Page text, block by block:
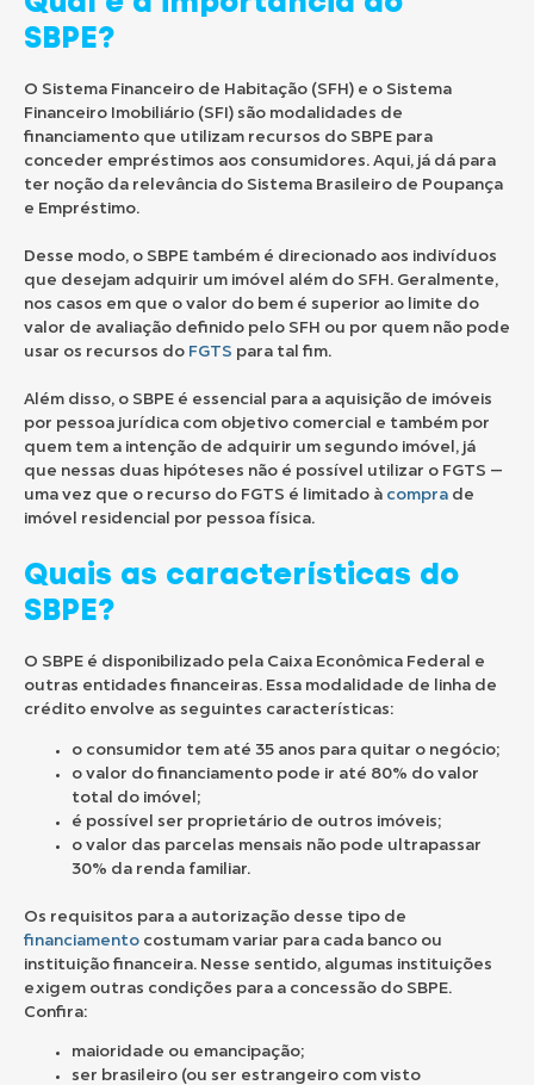
SBPE?
O Sistema Financeiro de Habitação (SFH) e o Sistema
Financeiro Imobiliário (SFI) são modalidades de
financiamento que utilizam recursos do SBPE para
conceder empréstimos aos consumidores. Aqui, já dá para
ter noção da relevância do Sistema Brasileiro de Poupança
e Empréstimo.
Desse modo, o SBPE também é direcionado aos indivíduos
que desejam adquirir um imóvel além do SFH. Geralmente,
nos casos em que o valor do bem é superior ao limite do
valor de avaliação definido pelo SFH ou por quem não pode
usar os recursos do FGTS para tal fim.
Além disso, o SBPE é essencial para a aquisição de imóveis
por pessoa jurídica com objetivo comercial e também por
quem tem a intenção de adquirir um segundo imóvel, já
que nessas duas hipóteses não é possível utilizar o FGTS —
uma vez que o recurso do FGTS é limitado à compra de
imóvel residencial por pessoa física.
Quais as características do
SBPE?
O SBPE é disponibilizado pela Caixa Econômica Federal e
outras entidades financeiras. Essa modalidade de linha de
crédito envolve as seguintes características:
o consumidor tem até 35 anos para quitar o negócio;
o valor do financiamento pode ir até 80% do valor
total do imóvel;
é possível ser proprietário de outros imóveis;
o valor das parcelas mensais não pode ultrapassar
30% da renda familiar.
Os requisitos para a autorização desse tipo de
financiamento costumam variar para cada banco ou
instituição financeira. Nesse sentido, algumas instituições
exigem outras condições para a concessão do SBPE.
Confira:
maioridade ou emancipação;
ser brasileiro (ou ser estrangeiro com visto